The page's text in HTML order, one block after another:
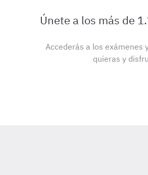
Únete a los más de
Accederás a los exámenes
quieras y